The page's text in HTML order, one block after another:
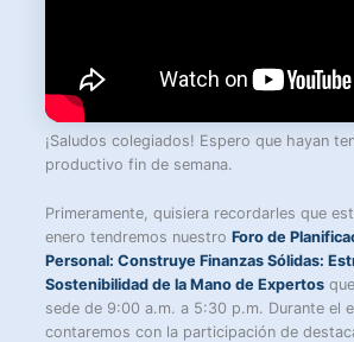
¡Saludos colegiados! Espero que hayan
productivo fin de semana.
Primeramente, quisiera recordarles que
enero tendremos nuestroForo de
Personal: Construye Finanzas Sólidas:
Sostenibilidad de la Mano de Expertos
sede de 9:00 a.m. a 5:30 p.m. Durante el
contaremos con la participación de